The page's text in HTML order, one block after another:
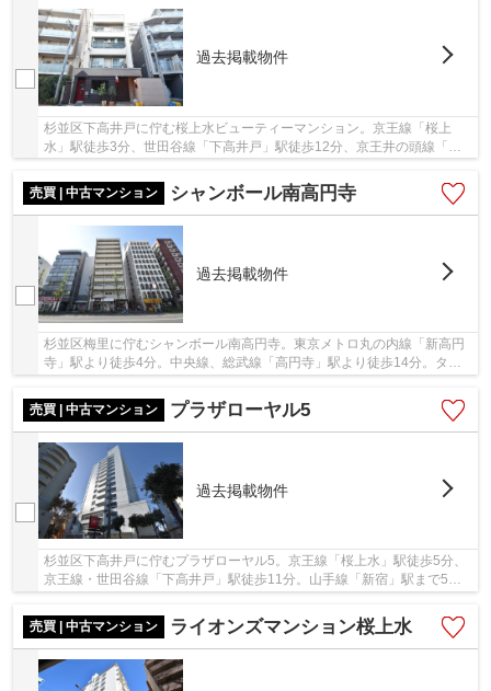
過去掲載物件
杉並区下高井戸に佇む桜上水ビューティーマンション。京王線「桜上
水」駅徒歩3分、世田谷線「下高井戸」駅徒歩12分、京王井の頭線「西
売買 | 中古マンション
シャンボール南高円寺
過去掲載物件
杉並区梅里に佇むシャンボール南高円寺。東京メトロ丸の内線「新高円
寺」駅より徒歩4分。中央線、総武線「高円寺」駅より徒歩14分。ター
売買 | 中古マンション
プラザローヤル5
過去掲載物件
杉並区下高井戸に佇むプラザローヤル5。京王線「桜上水」駅徒歩5分、
京王線・世田谷線「下高井戸」駅徒歩11分。山手線「新宿」駅まで5
売買 | 中古マンション
ライオンズマンション桜上水